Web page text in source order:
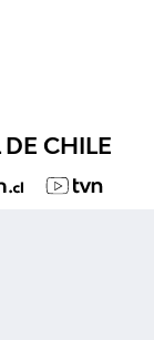
CHILE